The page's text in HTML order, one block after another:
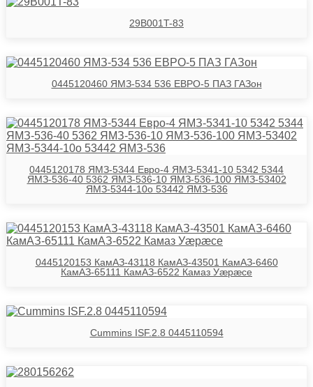
29B001T-83
0445120460 ЯМЗ-534 536 ЕВРО-5 ПАЗ ГАЗон
0445120178 ЯМЗ-5344 Евро-4 ЯМЗ-5341-10 5342 5344
ЯМЗ-536-40 5362 ЯМЗ-536-10 ЯМЗ-536-100 ЯМЗ-53402
ЯМЗ-5344-10о 53442 ЯМЗ-536
0445120153 КамАЗ-43118 КамАЗ-43501 КамАЗ-6460
КамАЗ-65111 КамАЗ-6522 Камаз Уӕрӕсе
Cummins ISF.2.8 0445110594